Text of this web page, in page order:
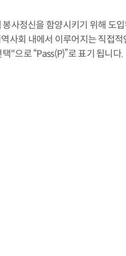
사정신을 함양시키기 위해 도
사회 내에서 이루어지는 직접
"으로 “Pass(P)”로 표기 됩니다.